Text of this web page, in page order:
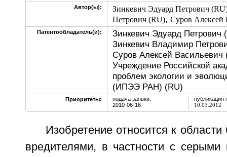
Автор(ы):
Зинкевич Эдуард Петрович
Петрович (RU), Суров Алексей
Патентообладатель(и):
Зинкевич Эдуард Петрович
Зинкевич Владимир
Суров Алексей Васильевич
Учреждение Российской
проблем экологии и
(ИПЭЭ РАН) (RU)
Приоритеты:
подача заявки:
2010-06-16
публикация
10.03.2012
Изобретение относится к
вредителями, в частности с